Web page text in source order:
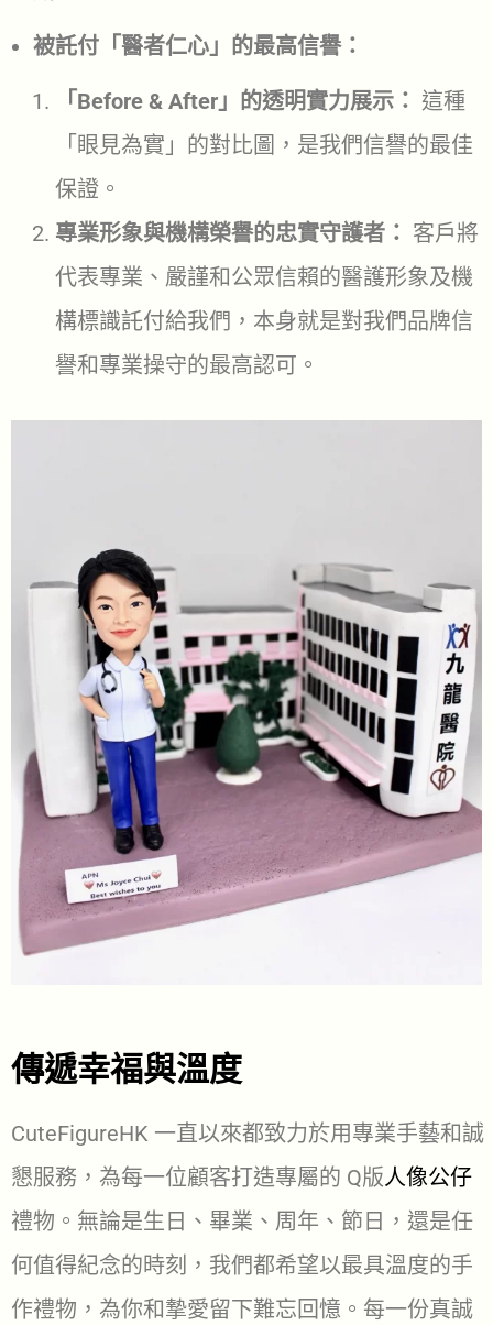
被託付「醫者仁心」的最高信譽：
「Before & After」的透明實力展示： 這種
「眼見為實」的對比圖，是我們信譽的最佳
保證。
專業形象與機構榮譽的忠實守護者： 客戶將
代表專業、嚴謹和公眾信賴的醫護形象及機
構標識託付給我們，本身就是對我們品牌信
譽和專業操守的最高認可。
傳遞幸福與溫度
CuteFigureHK 一直以來都致力於用專業手藝和誠
懇服務，為每一位顧客打造專屬的 Q版人像公仔
禮物。無論是生日、畢業、周年、節日，還是任
何值得紀念的時刻，我們都希望以最具溫度的手
作禮物，為你和摯愛留下難忘回憶。每一份真誠